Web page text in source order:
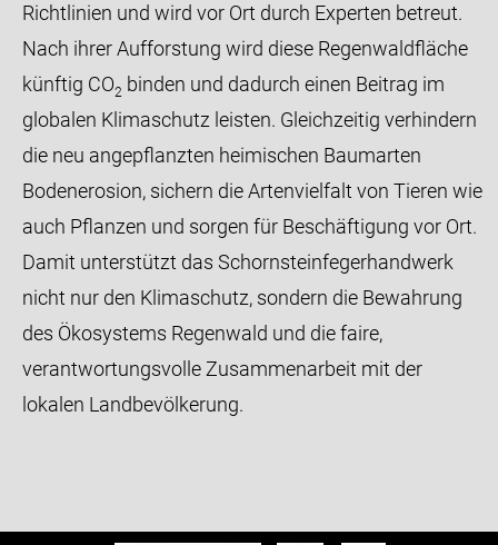
Richtlinien und wird vor Ort durch Experten betreut.
Nach ihrer Aufforstung wird diese Regenwaldfläche
künftig CO2 binden und dadurch einen Beitrag im
globalen Klimaschutz leisten. Gleichzeitig verhindern
die neu angepflanzten heimischen Baumarten
Bodenerosion, sichern die Artenvielfalt von Tieren wie
auch Pflanzen und sorgen für Beschäftigung vor Ort.
Damit unterstützt das Schornsteinfegerhandwerk
nicht nur den Klimaschutz, sondern die Bewahrung
des Ökosystems Regenwald und die faire,
verantwortungsvolle Zusammenarbeit mit der
lokalen Landbevölkerung.